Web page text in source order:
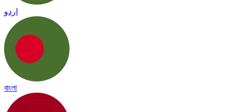
اردو
বাংলা